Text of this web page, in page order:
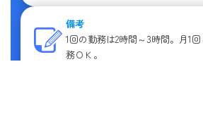
備考
1回の勤務は2時間～3時間。月1
務ＯＫ。